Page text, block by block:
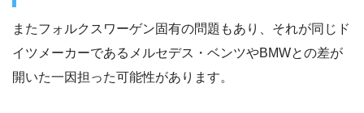
またフォルクスワーゲン固有の問題もあり、それが同じド
イツメーカーであるメルセデス・ベンツやBMWとの差が
開いた一因担った可能性があります。